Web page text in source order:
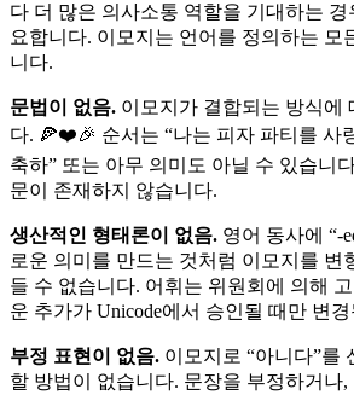
다 더 많은 의사소통 역할을 기대하는
요합니다. 이모지는 언어를 정의하는 모
니다.
문법이 없음. 이모지가 결합되는 방식에
다. 🍕❤️🎉 순서는 “나는 피자 파티를 사
축하” 또는 아무 의미도 아닐 수 있습니
문이 존재하지 않습니다.
생산적인 형태론이 없음. 영어 동사에 “-
로운 의미를 만드는 것처럼 이모지를 변
들 수 없습니다. 어휘는 위원회에 의해
운 추가가 Unicode에서 승인될 때만 변
부정 표현이 없음. 이모지로 “아니다”를
할 방법이 없습니다. 문장을 부정하거나